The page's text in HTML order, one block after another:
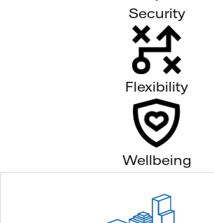
Security
Flexibility
Wellbeing